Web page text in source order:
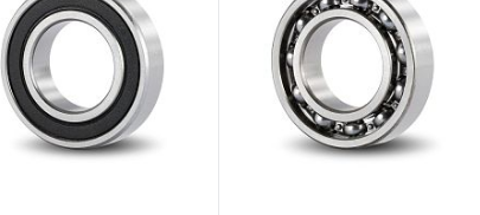
Купить в 1
К
сравнению
В избранное
В наличии
Купить в 1
К
сравнению
В избранное
В наличии